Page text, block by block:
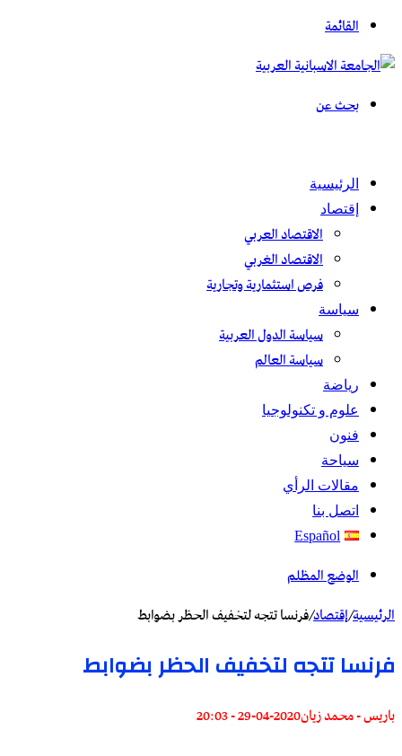
القائمة
بحث عن
الرئيسية
إقتصاد
الاقتصاد العربي
الاقتصاد الغربي
فرص استثمارية وتجارية
سياسة
سياسة الدول العربية
سياسة العالم
رياضة
علوم و تكنولوجيا
فنون
سياحة
مقالات الرأي
اتصل بنا
Español
الوضع المظلم
الرئيسية/إقتصاد/فرنسا تتجه لتخفيف الحظر بضوابط
فرنسا تتجه لتخفيف الحظر بضوابط
باريس - محمد زيان2020-04-29 - 20:03